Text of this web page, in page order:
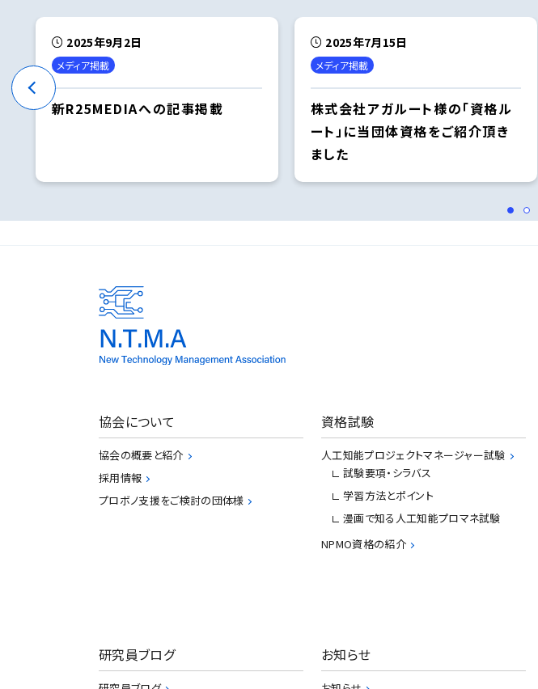
2025年9月2日
メディア掲載
新R25MEDIAへの記事掲載
2025年7月15日
メディア掲載
株式会社アガルート様の「資格ル
ート」に当団体資格をご紹介頂き
ました
協会について
協会の概要と紹介
採用情報
プロボノ支援をご検討の団体様
資格試験
人工知能プロジェクトマネージャー試験
試験要項・シラバス
学習方法とポイント
漫画で知る人工知能プロマネ試験
NPMO資格の紹介
研究員ブログ お知らせ